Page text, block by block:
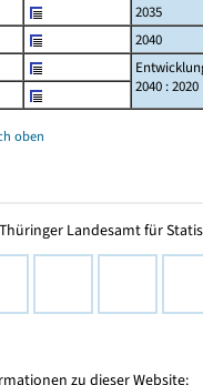
2035
2040
2040 : 2020
oben
Landesamt für
zu dieser Website: